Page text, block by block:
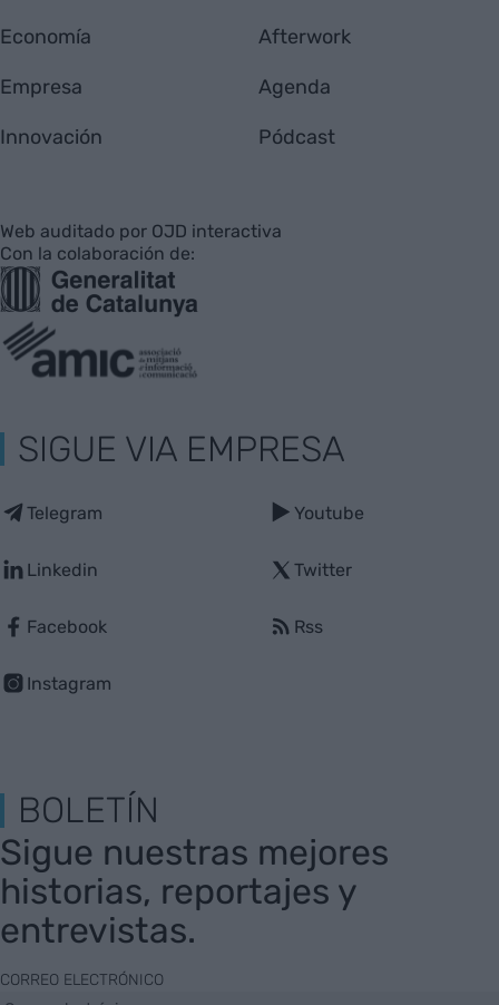
Economía
Empresa
Innovación
Afterwork
Agenda
Pódcast
Web auditado por OJD interactiva
Con la colaboración de:
SIGUE VIA EMPRESA
Telegram
Linkedin
Facebook
Instagram
Youtube
Twitter
Rss
BOLETÍN
Sigue nuestras mejores
historias, reportajes y
entrevistas.
CORREO ELECTRÓNICO